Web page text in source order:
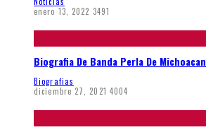
enero 13, 2022 3491
Biografia De Banda Perla De Michoacan
Biografias
diciembre 27, 2021 4004